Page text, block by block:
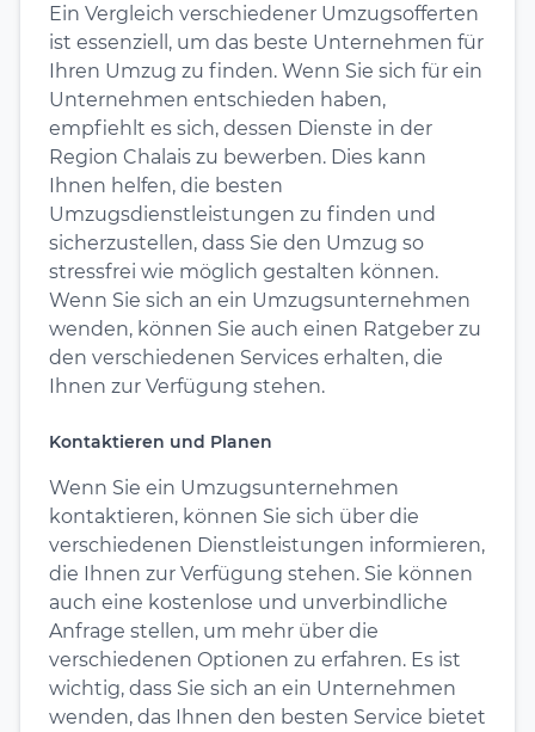
Ein Vergleich verschiedener Umzugsofferten
ist essenziell, um das beste Unternehmen für
Ihren Umzug zu finden. Wenn Sie sich für ein
Unternehmen entschieden haben,
empfiehlt es sich, dessen Dienste in der
Region Chalais zu bewerben. Dies kann
Ihnen helfen, die besten
Umzugsdienstleistungen zu finden und
sicherzustellen, dass Sie den Umzug so
stressfrei wie möglich gestalten können.
Wenn Sie sich an ein Umzugsunternehmen
wenden, können Sie auch einen Ratgeber zu
den verschiedenen Services erhalten, die
Ihnen zur Verfügung stehen.
Kontaktieren und Planen
Wenn Sie ein Umzugsunternehmen
kontaktieren, können Sie sich über die
verschiedenen Dienstleistungen informieren,
die Ihnen zur Verfügung stehen. Sie können
auch eine kostenlose und unverbindliche
Anfrage stellen, um mehr über die
verschiedenen Optionen zu erfahren. Es ist
wichtig, dass Sie sich an ein Unternehmen
wenden, das Ihnen den besten Service bietet